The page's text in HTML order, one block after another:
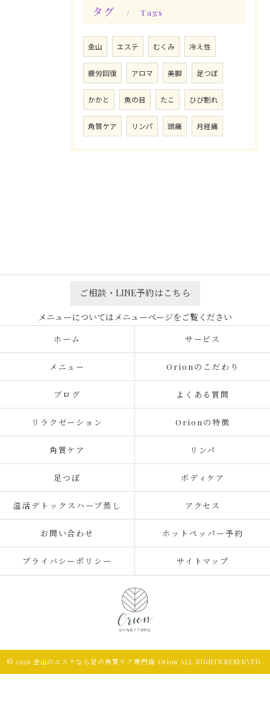
タグ Tags
金山 エステ むくみ 冷え性
疲労回復 アロマ 美脚 足つぼ
かかと 魚の目 たこ ひび割れ
角質ケア リンパ 頭痛 月経痛
ご相談・LINE予約はこちら
ホーム サービス
メニュー Orionのこだわり
ブログ よくある質問
リラクゼーション Orionの特徴
角質ケア リンパ
足つぼ ボディケア
温活デトックスハーブ蒸し アクセス
お問い合わせ ホットペッパー予約
プライバシーポリシー サイトマップ
© 2026 金山のエステなら足の角質ケア専門店 Orion ALL RIGHTS RESERVED.